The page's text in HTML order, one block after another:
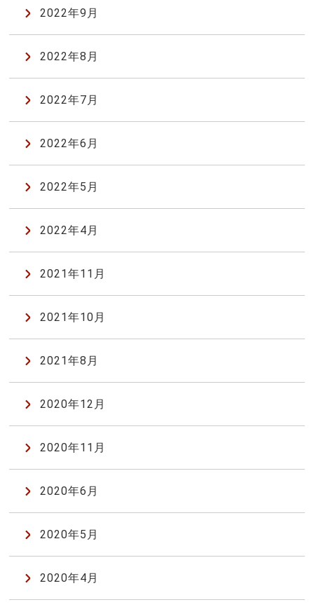
2022年9月
2022年8月
2022年7月
2022年6月
2022年5月
2022年4月
2021年11月
2021年10月
2021年8月
2020年12月
2020年11月
2020年6月
2020年5月
2020年4月